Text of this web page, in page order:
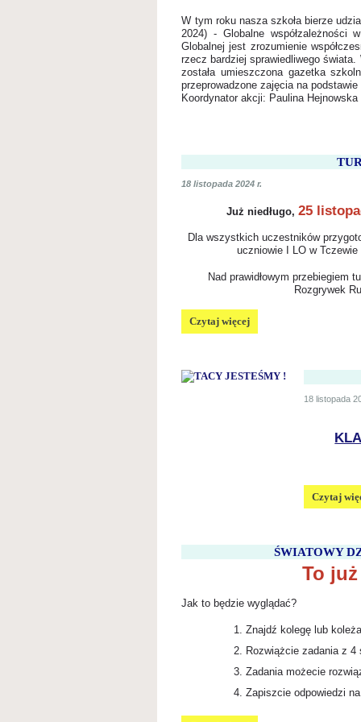
W tym roku nasza szkoła bierze
2024) - Globalne współzależności
Globalnej jest zrozumienie
rzecz bardziej sprawiedliwego świata.
została umieszczona gazetka
przeprowadzone zajęcia na
Koordynator akcji: Paulina Hejnowska
18 listopada 2024 r.
Już niedługo, 25
Dla wszystkich uczestników
uczniowie I LO w Tczewie
Nad prawidłowym przebiegiem
Rozgrywek
TURNIEJ
RUMMIKUB:
Czytaj więcej
18 listopada
TACY
Czytaj
ŚWIATOWY
To
Jak to będzie wyglądać?
Znajdź kolegę lub
Rozwiążcie zadania z 4
Zadania możecie
Zapiszcie odpowiedzi